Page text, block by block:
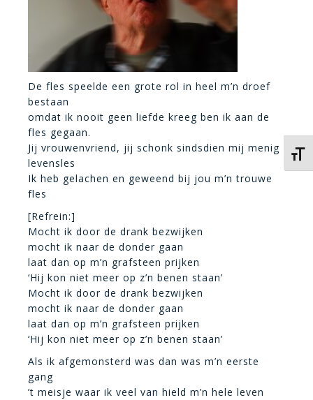
De fles speelde een grote rol in heel m’n droef
bestaan
omdat ik nooit geen liefde kreeg ben ik aan de
fles gegaan.
Jij vrouwenvriend, jij schonk sindsdien mij menig
levensles
Ik heb gelachen en geweend bij jou m’n trouwe
fles
[Refrein:]
Mocht ik door de drank bezwijken
mocht ik naar de donder gaan
laat dan op m’n grafsteen prijken
‘Hij kon niet meer op z’n benen staan’
Mocht ik door de drank bezwijken
mocht ik naar de donder gaan
laat dan op m’n grafsteen prijken
‘Hij kon niet meer op z’n benen staan’
Als ik afgemonsterd was dan was m’n eerste
gang
’t meisje waar ik veel van hield m’n hele leven